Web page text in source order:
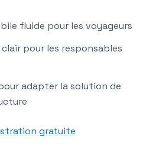
fluide pour les voyageurs
pour les responsables
adapter lasolution de
gratuite